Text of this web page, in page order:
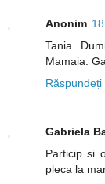
Anonim
Tania
Mamaia.
Răspundeți
Gabriela
Particip si
pleca la